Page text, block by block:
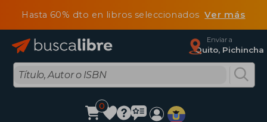
Hasta 60% dto en libros seleccionadosVer más
Enviar a
Quito, Pichincha
0